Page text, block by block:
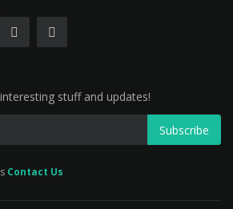
stuff and updates!
Subscribe
Contact Us